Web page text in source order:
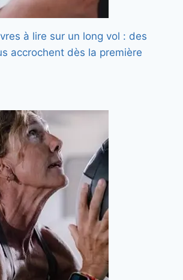
à lire sur un long vol : des
accrochent dès la première